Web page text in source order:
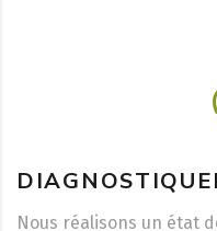
Nous réalisons un état